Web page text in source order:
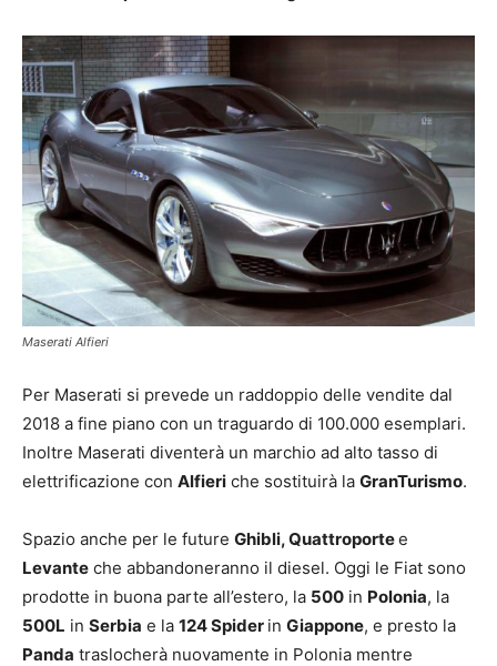
Maserati Alfieri
Per Maserati si prevede un raddoppio delle vendite dal
2018 a fine piano con un traguardo di 100.000 esemplari.
Inoltre Maserati diventerà un marchio ad alto tasso di
elettrificazione con Alfieri che sostituirà la GranTurismo.
Spazio anche per le future Ghibli, Quattroportee
Levante che abbandoneranno il diesel. Oggi le Fiat sono
prodotte in buona parte all’estero, la 500 in Polonia, la
500L in Serbia e la 124 Spider in Giappone, e presto la
Panda traslocherà nuovamente in Polonia mentre